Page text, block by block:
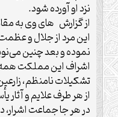
نزد او آورده شود.
از گزارش های وی به
این مرد از جلال و
نموده و بعد چنین
اشراف این مملکت همه
تشکیلات نامنظم،
از هر طرف علایم و آثار
در هر جا جماعت اشرار،